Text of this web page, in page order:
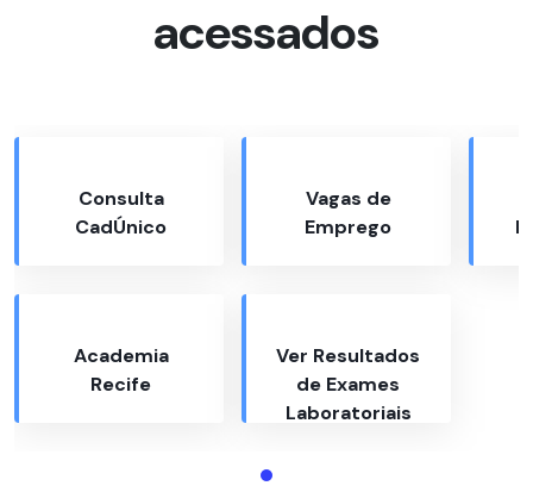
acessados
Consulta
CadÚnico
Academia
Recife
Vagas de
Emprego
Ver Resultados
de Exames
Laboratoriais